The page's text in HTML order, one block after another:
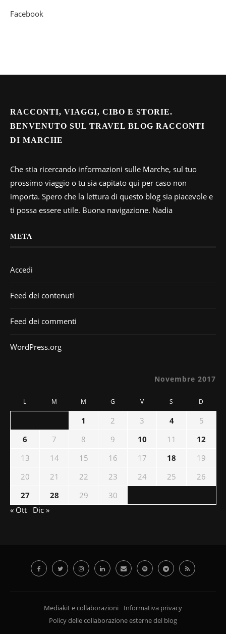
Facebook
RACCONTI, VIAGGI, CIBO E STORIE.
BENVENUTO SUL TRAVEL BLOG RACCONTI
DI MARCHE
Che stia ricercando informazioni sulle Marche, sul tuo
prossimo viaggio o tu sia capitato qui per caso non
importa. Spero che la lettura di questo blog sia piacevole e
ti possa essere utile. Buona navigazione. Nadia
META
Accedi
Feed dei contenuti
Feed dei commenti
WordPress.org
Novembre 2017
L M M G V S D
1 2 3 4
5
6
7 8 9 10 11
12
13
14 15 16 17 18
19
20
21 22 23 24 25
26
27
28 29
30
« Ott
Dic »
Mediakit e collaborazioni
Informativa privacy
Policy delle collaborazione esterne del blog